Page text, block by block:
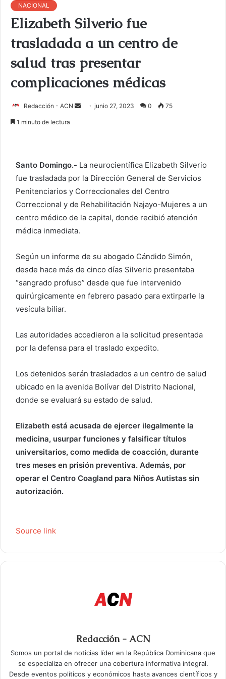
NACIONAL
Elizabeth Silverio fue
trasladada a un centro de
salud tras presentar
complicaciones médicas
Redacción - ACN
r
n
c
o
e
r
ó
i
c
o
junio 27, 2023 0 75
1 minuto de lectura
Santo Domingo.- La neurocientífica Elizabeth Silverio
fue trasladada por la Dirección General de Servicios
Penitenciarios y Correccionales del Centro
Correccional y de Rehabilitación Najayo-Mujeres a un
centro médico de la capital, donde recibió atención
médica inmediata.
Según un informe de su abogado Cándido Simón,
desde hace más de cinco días Silverio presentaba
“sangrado profuso” desde que fue intervenido
quirúrgicamente en febrero pasado para extirparle la
vesícula biliar.
Las autoridades accedieron a la solicitud presentada
por la defensa para el traslado expedito.
Los detenidos serán trasladados a un centro de salud
ubicado en la avenida Bolívar del Distrito Nacional,
donde se evaluará su estado de salud.
Elizabeth está acusada de ejercer ilegalmente la
medicina, usurpar funciones y falsificar títulos
universitarios, como medida de coacción, durante
tres meses en prisión preventiva. Además, por
operar el Centro Coagland para Niños Autistas sin
autorización.
Source link
Redacción - ACN
Somos un portal de noticias líder en la República Dominicana que
se especializa en ofrecer una cobertura informativa integral.
Desde eventos políticos y económicos hasta avances científicos y